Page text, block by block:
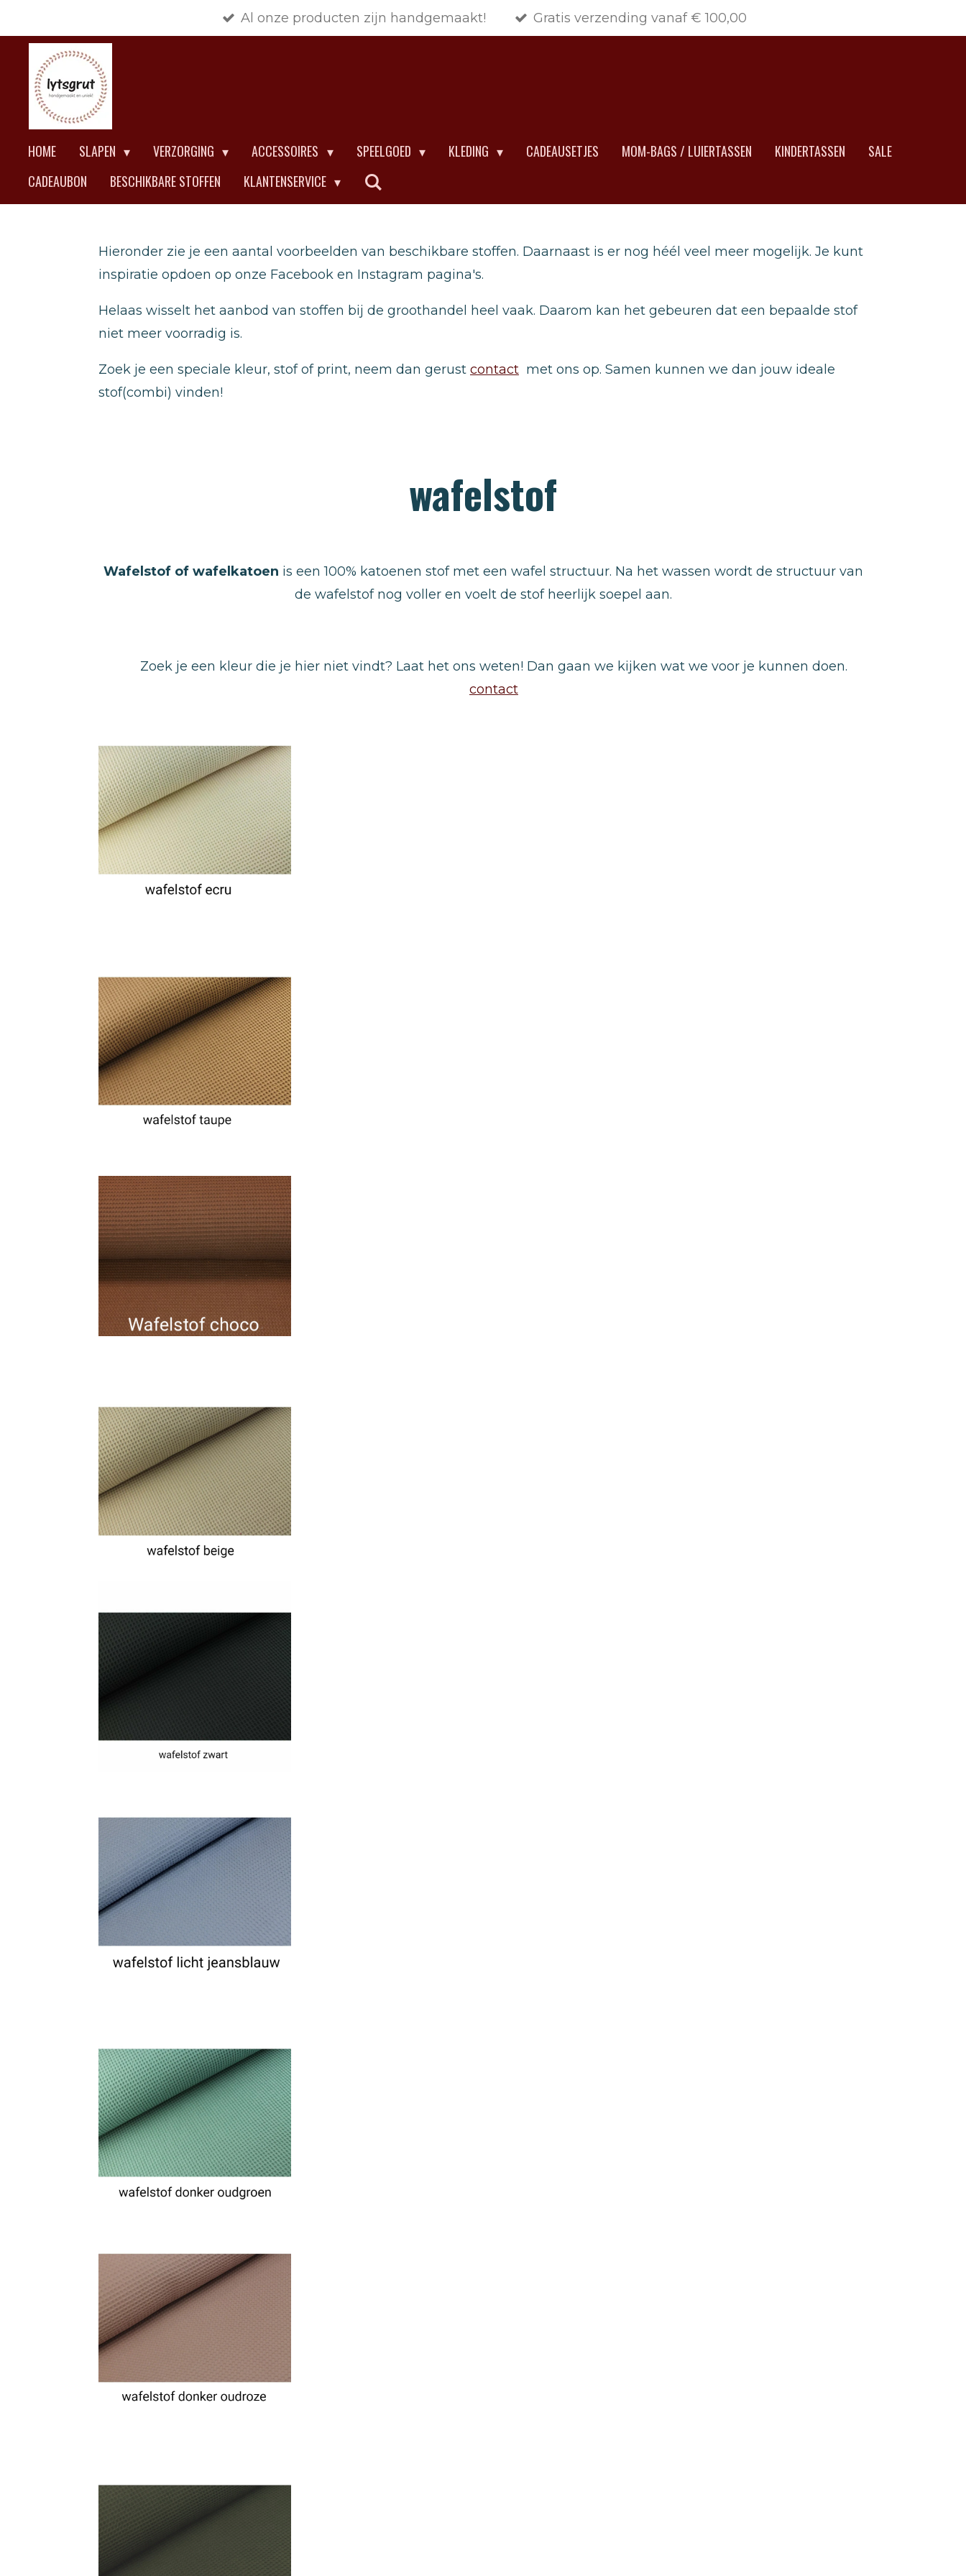
direct
hoofdinhoud
Al onze producten zijn handgemaakt! Gratis verzending vanaf € 100,00
HOME SLAPEN VERZORGING ACCESSOIRES SPEELGOED KLEDING CADEAUSETJES MOM-BAGS / LUIERTASSEN KINDERTASSEN
SALE
CADEAUBON
BESCHIKBARE STOFFEN KLANTENSERVICE
Hieronder zie je een aantal voorbeelden van beschikbare stoffen. Daarnaast is er nog héél veel meer mogelijk. Je kunt
inspiratie opdoen op onze Facebook en Instagram pagina's.
Helaas wisselt het aanbod van stoffen bij de groothandel heel vaak. Daarom kan het gebeuren dat een bepaalde stof
niet meer voorradig is.
Zoek je een speciale kleur, stof of print, neem dan gerust contact met ons op. Samen kunnen we dan jouw ideale
stof(combi) vinden!
wafelstof
Wafelstof of wafelkatoen is een 100% katoenen stof met een wafel structuur. Na het wassen wordt de structuur van
de wafelstof nog voller en voelt de stof heerlijk soepel aan.
Zoek je een kleur die je hier niet vindt? Laat het ons weten! Dan gaan we kijken wat we voor je kunnen doen.
contact